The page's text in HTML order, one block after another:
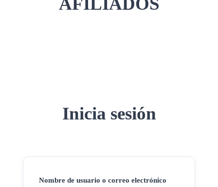
Inicia sesión
Nombre de usuario o correo electrónico